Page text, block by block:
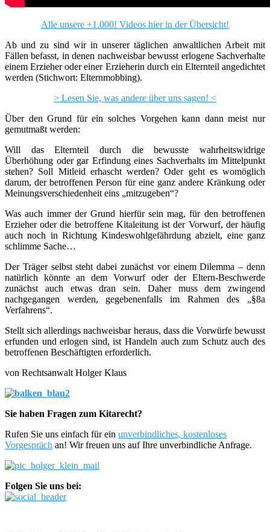
Alle unsere +1.000! Videos hier in der Übersicht!
Ab und zu sind wir in unserer täglichen anwaltlichen Arbeit mit
Fällen befasst, in denen nachweisbar bewusst erlogene Sachverhalte
einem Erzieher oder einer Erzieherin durch ein Elternteil angedichtet
werden (Stichwort: Elternmobbing).
> Lesen Sie, was andere über uns sagen! <
Über den Grund für ein solches Vorgehen kann dann meist nur
gemutmaßt werden:
Will das Elternteil durch die bewusste wahrheitswidrige
Überhöhung oder gar Erfindung eines Sachverhalts im Mittelpunkt
stehen? Soll Mitleid erhascht werden? Oder geht es womöglich
darum, der betroffenen Person für eine ganz andere Kränkung oder
Meinungsverschiedenheit eins „mitzugeben“?
Was auch immer der Grund hierfür sein mag, für den betroffenen
Erzieher oder die betroffene Kitaleitung ist der Vorwurf, der häufig
auch noch in Richtung Kindeswohlgefährdung abzielt, eine ganz
schlimme Sache…
Der Träger selbst steht dabei zunächst vor einem Dilemma – denn
natürlich könnte an dem Vorwurf oder der Eltern-Beschwerde
zunächst auch etwas dran sein. Daher muss dem zwingend
nachgegangen werden, gegebenenfalls im Rahmen des „§8a
Verfahrens“.
Stellt sich allerdings nachweisbar heraus, dass die Vorwürfe bewusst
erfunden und erlogen sind, ist Handeln auch zum Schutz auch des
betroffenen Beschäftigten erforderlich.
von Rechtsanwalt Holger Klaus
Sie haben Fragen zum Kitarecht?
Rufen Sie uns einfach für ein unverbindliches, kostenloses
Vorgespräch an! Wir freuen uns auf Ihre unverbindliche Anfrage.
Folgen Sie uns bei: